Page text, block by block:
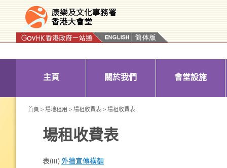
主頁 關於我們 會堂設施
首頁 > 場地租用 > 場租收費表 > 場租收費表
場租收費表
表(III) 外牆宣傳橫額